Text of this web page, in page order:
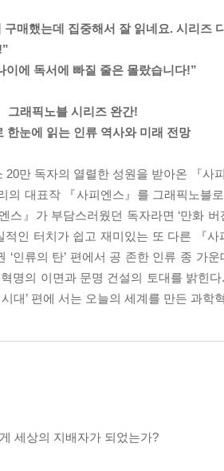
매했는데 집중해서 잘 읽네요. 시리즈
이에 독서에 빠질 줄은 몰랐습니다!”
그래픽노블 시리즈 완간!
한눈에 읽는 인류 역사와 미래 전망
20만 독자의 열렬한 성원을 받아온 『
의 대표작 『사피엔스』를 그래픽노블
스』가 부담스러웠던 독자라면 ‘만화
적인 터치가 쉽고 재미있는 또 다른 『
‘인류의 탄’ 편에서 공 존한 인류 종 가
혁명의 이면과 문명 건설의 토대를 밝힌
대’ 편에 서는 오늘의 세계를 만든 과
세상의 지배자가 되었는가?